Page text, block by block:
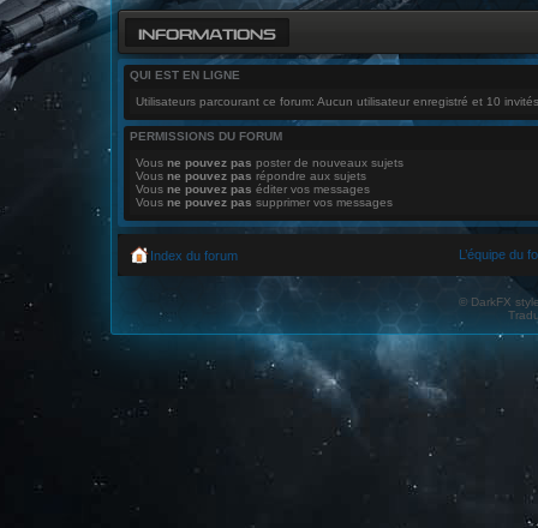
INFORMATIONS
QUI EST EN LIGNE
Utilisateurs parcourant ce forum: Aucun utilisateur enregistré et 10 invités
PERMISSIONS DU FORUM
Vous ne pouvez pas poster de nouveaux sujets
Vous ne pouvez pas répondre aux sujets
Vous ne pouvez pas éditer vos messages
Vous ne pouvez pas supprimer vos messages
Index du forum L’équipe du
© DarkFX